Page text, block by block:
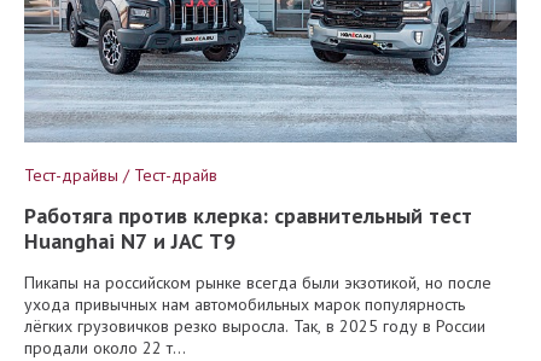
Тест-драйвы / Тест-драйв
Работяга против клерка: сравнительный тест
Huanghai N7 и JAC T9
Пикапы на российском рынке всегда были экзотикой, но после
ухода привычных нам автомобильных марок популярность
лёгких грузовичков резко выросла. Так, в 2025 году в России
продали около 22 т...